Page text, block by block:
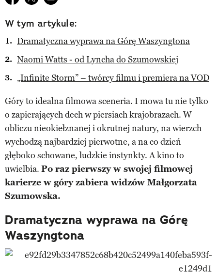
W tym artykule:
Dramatyczna wyprawa na Górę Waszyngtona
Naomi Watts - od Lyncha do Szumowskiej
„Infinite Storm” – twórcy filmu i premiera na VOD
Góry to idealna filmowa sceneria. I mowa tu nie tylko
o zapierających dech w piersiach krajobrazach. W
obliczu nieokiełznanej i okrutnej natury, na wierzch
wychodzą najbardziej pierwotne, a na co dzień
głęboko schowane, ludzkie instynkty. A kino to
uwielbia. Po raz pierwszy w swojej filmowej
karierze w góry zabiera widzów Małgorzata
Szumowska.
Dramatyczna wyprawa na Górę
Waszyngtona